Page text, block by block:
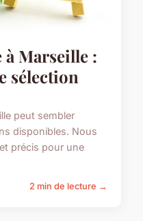
à Marseille :
sélection
peut sembler
disponibles. Nous
précis pour une
2 min de lecture →